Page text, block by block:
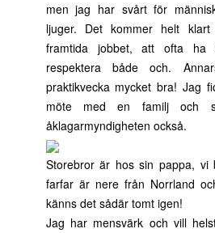
men jag har svårt för
ljuger. Det kommer helt
framtida jobbet, att ofta
respektera både och.
praktikvecka mycket bra! Jag
möte med en familj och
åklagarmyndigheten också.
Storebror är hos sin pappa, vi
farfar är nere från Norrland
känns det sådär tomt igen!
Jag har mensvärk och vill